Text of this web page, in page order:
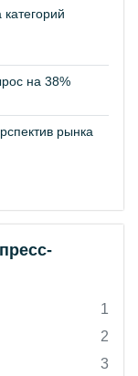
на 38%
рынка
1
2
3